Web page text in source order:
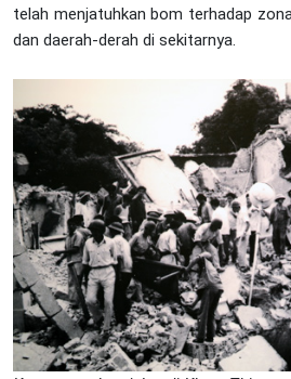
telah menjatuhkan bom terhadap
dan daerah-derah di sekitarnya.